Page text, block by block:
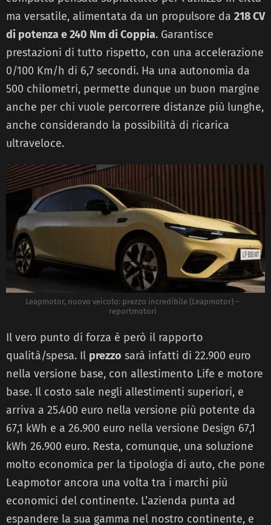
ma versatile, alimentata da un propulsore da 218 CV
di potenza e 240 Nm di Coppia. Garantisce
prestazioni di tutto rispetto, con una accelerazione
0/100 Km/h di 6,7 secondi. Ha una autonomia da
500 chilometri, permette dunque un buon margine
anche per chi vuole percorrere distanze più lunghe,
anche considerando la possibilità di ricarica
ultraveloce.
Leapmotor, nuovo veicolo: prezzo incredibile (Leapmotor) –
reportmotori
Il vero punto di forza è però il rapporto
qualità/spesa. Il prezzo sarà infatti di 22.900 euro
nella versione base, con allestimento Life e motore
base. Il costo sale negli allestimenti superiori, e
arriva a 25.400 euro nella versione più potente da
67,1 kWh e a 26.900 euro nella versione Design 67,1
kWh 26.900 euro. Resta, comunque, una soluzione
molto economica per la tipologia di auto, che pone
Leapmotor ancora una volta tra i marchi più
economici del continente. L’azienda punta ad
espandere la sua gamma nel nostro continente, e